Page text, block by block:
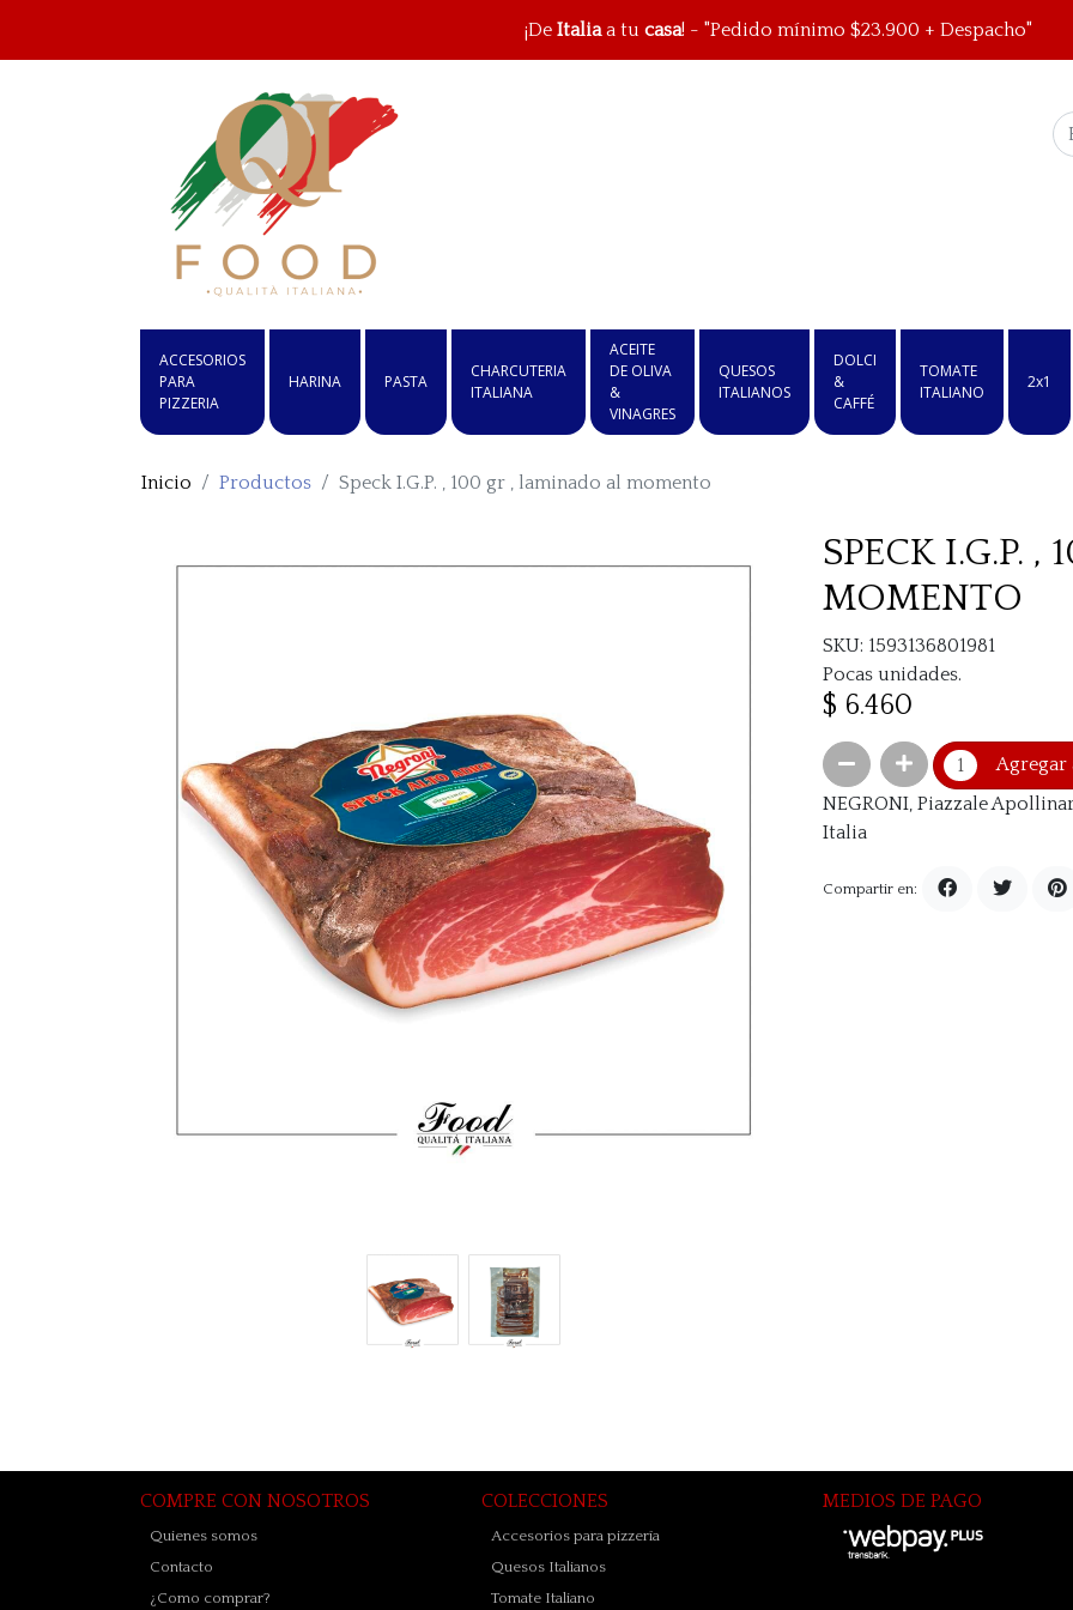
¡De Italiaa tu casa! - "Pedido mínimo $23.900 + Despacho"
ACCESORIOS
PARA
PIZZERIA
HARINA PASTA
CHARCUTERIA
ITALIANA
ACEITE
DE OLIVA
&
VINAGRES
QUESOS
ITALIANOS
DOLCI
&
CAFFÉ
TOMATE
ITALIANO
2x1
Inicio Productos Speck I.G.P. , 100 gr , laminado al momento
SPECK I.G.P.
MOMENTO
SKU: 1593136801981
Pocas unidades.
$ 6.460
Agregar
NEGRONI, Piazzale
Italia
Compartir en:
COMPRE CON NOSOTROS
Quienes somos
Contacto
¿Como comprar?
COLECCIONES
Accesorios para pizzería
Quesos Italianos
Tomate Italiano
MEDIOS DE PAGO